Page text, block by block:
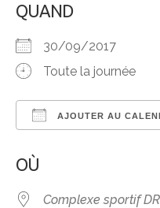
QUAND
30/09/2017
Toute la journée
AJOUTER AU
OÙ
Complexe sportif